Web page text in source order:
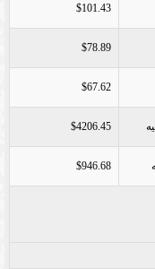
$101.43
$78.89
$67.62
$4206.45
$946.68